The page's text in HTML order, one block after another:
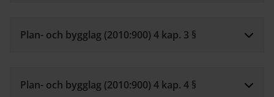
Plan- och bygglag (2010:900) 4 kap. 3 §
Plan- och bygglag (2010:900) 4 kap. 4 §